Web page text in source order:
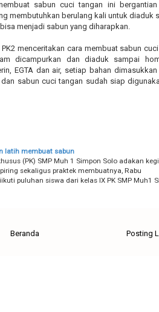
sabun cuci tangan ini bergantian
membutuhkan berulang kali untuk diaduk
menjadi sabun yang diharapkan.
menceritakan cara membuat sabun
dicampurkan dan diaduk sampai
EGTA dan air, setiap bahan dimasukkan
sabun cuci tangan sudah siap
latih membuat sabun
(PK) SMP Muh 1 Simpon Solo adakan
sekaligus praktek membuatnya, Rabu
puluhan siswa dari kelas IX PK SMP Muh1
Posting
Beranda